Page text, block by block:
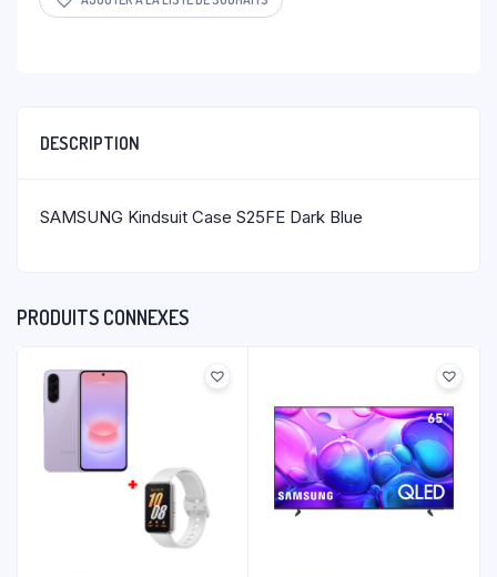
DESCRIPTION
SAMSUNG Kindsuit Case S25FE Dark Blue
PRODUITS CONNEXES